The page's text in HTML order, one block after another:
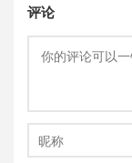
评论